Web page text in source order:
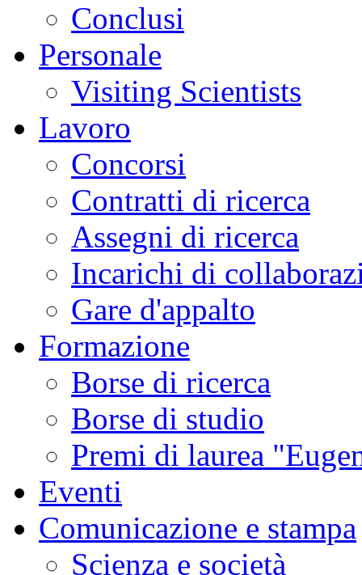
Conclusi
Personale
Visiting Scientists
Lavoro
Concorsi
Contratti di ricerca
Assegni di ricerca
Incarichi di
Gare d'appalto
Formazione
Borse di ricerca
Borse di studio
Premi di laurea
Eventi
Comunicazione e stampa
Scienza e società